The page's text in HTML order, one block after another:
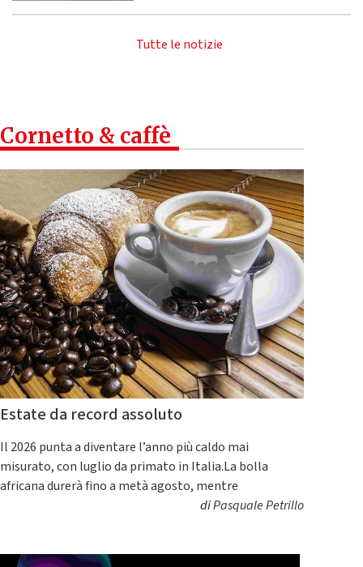
Tutte le notizie
Cornetto & caffè
Estate da record assoluto
Il 2026 punta a diventare l’anno più caldo mai
misurato, con luglio da primato in Italia.La bolla
africana durerà fino a metà agosto, mentre
diPasquale Petrillo